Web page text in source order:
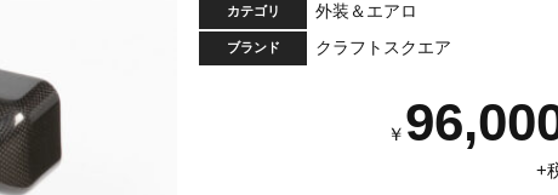
カテゴリ 外装＆エアロ
ブランド クラフトスクエア
￥
+